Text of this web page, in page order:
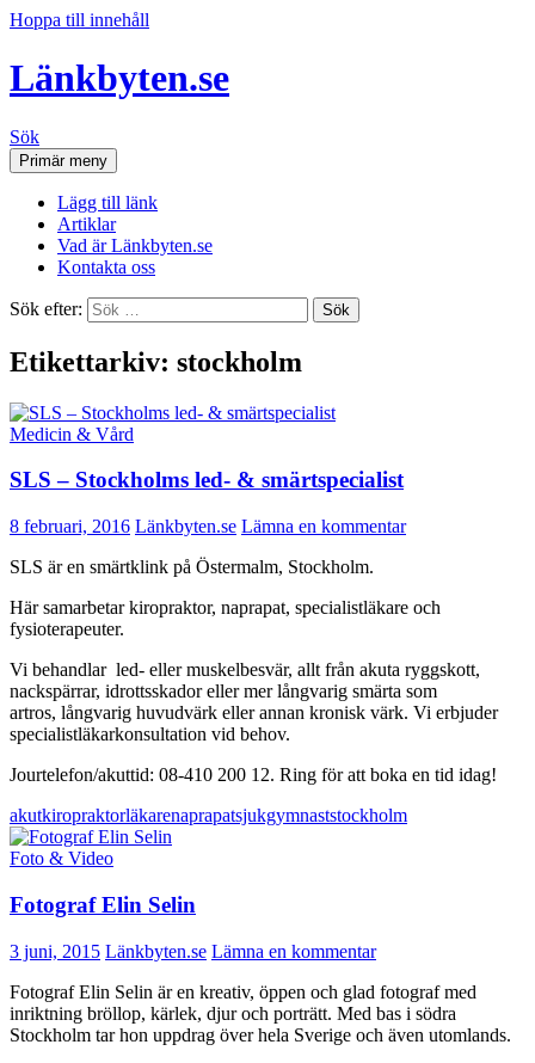
Hoppa till innehåll
Länkbyten.se
Sök
Primär meny
Lägg till länk
Artiklar
Vad är Länkbyten.se
Kontakta oss
Sök efter:
Etikettarkiv: stockholm
Medicin & Vård
SLS – Stockholms led- & smärtspecialist
8 februari, 2016 Länkbyten.se Lämna en kommentar
SLS är en smärtklink på Östermalm, Stockholm.
Här samarbetar kiropraktor, naprapat, specialistläkare och
fysioterapeuter.
Vi behandlar led- eller muskelbesvär, allt från akuta ryggskott,
nackspärrar, idrottsskador eller mer långvarig smärta som
artros, långvarig huvudvärk eller annan kronisk värk. Vi erbjuder
specialistläkarkonsultation vid behov.
Jourtelefon/akuttid: 08-410 200 12. Ring för att boka en tid idag!
akutkiropraktorläkarenaprapatsjukgymnaststockholm
Foto & Video
Fotograf Elin Selin
3 juni, 2015 Länkbyten.se Lämna en kommentar
Fotograf Elin Selin är en kreativ, öppen och glad fotograf med
inriktning bröllop, kärlek, djur och porträtt. Med bas i södra
Stockholm tar hon uppdrag över hela Sverige och även utomlands.